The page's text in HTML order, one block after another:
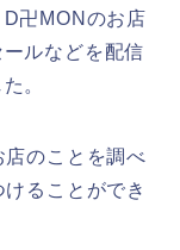
卍MONのお店
ルなどを配信
。
のことを調べ
ることができ